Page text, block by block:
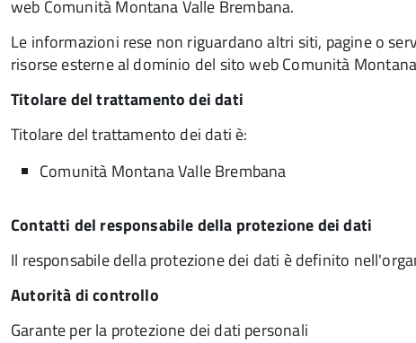
web Comunità Montana Valle Brembana.
Le informazioni rese non riguardano altri siti, pagine o
risorse esterne al dominio del sito web Comunità
Titolare del trattamento dei dati
Titolare del trattamento dei dati è:
Comunità Montana Valle Brembana
Contatti del responsabile della protezione dei dati
Il responsabile della protezione dei dati è definito
Autorità di controllo
Garante per la protezione dei dati personali